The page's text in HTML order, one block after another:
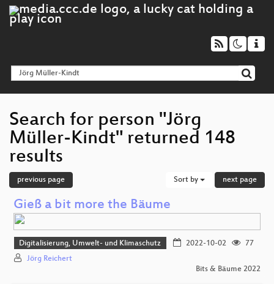
Search for person "Jörg
Müller-Kindt" returned 148
results
previous page Sort by next page
Gieß a bit more the Bäume
Digitalisierung, Umwelt- und Klimaschutz 2022-10-02
77
Jörg Reichert
Bits & Bäume 2022